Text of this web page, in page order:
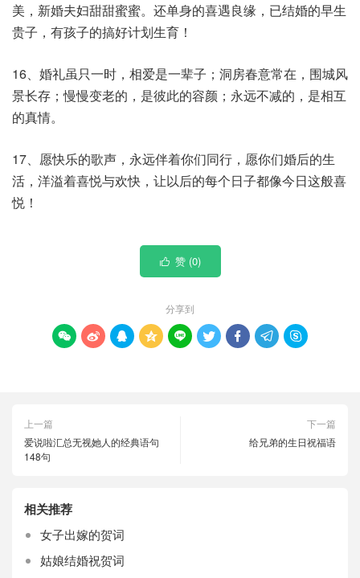
美，新婚夫妇甜甜蜜蜜。还单身的喜遇良缘，已结婚的早生
贵子，有孩子的搞好计划生育！
16、婚礼虽只一时，相爱是一辈子；洞房春意常在，围城风
景长存；慢慢变老的，是彼此的容颜；永远不减的，是相互
的真情。
17、愿快乐的歌声，永远伴着你们同行，愿你们婚后的生
活，洋溢着喜悦与欢快，让以后的每个日子都像今日这般喜
悦！
 赞 (0)
分享到
        
上一篇
爱说啦汇总无视她人的经典语句
148句
下一篇
给兄弟的生日祝福语
相关推荐
女子出嫁的贺词
姑娘结婚祝贺词